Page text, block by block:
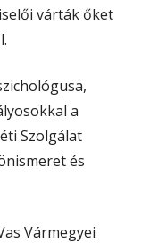
várták őket
a
Szolgálat
és
Vármegyei